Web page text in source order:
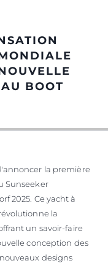
BOOT
la première
Sunseeker
2025. Ce yacht à
la
un savoir-faire
conception des
designs